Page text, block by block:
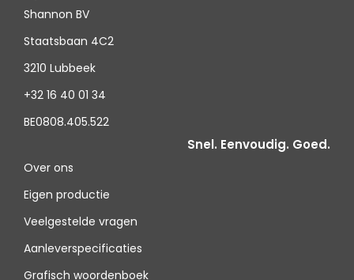
Shannon BV
Staatsbaan 4C2
3210 Lubbeek
+32 16 40 01 34
BE0808.405.522
Snel. Eenvoudig. Goed.
Over ons
Eigen productie
Veelgestelde vragen
Aanleverspecificaties
Grafisch woordenboek